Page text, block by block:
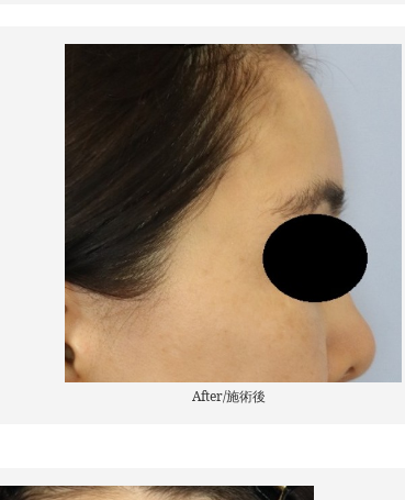
After/施術後